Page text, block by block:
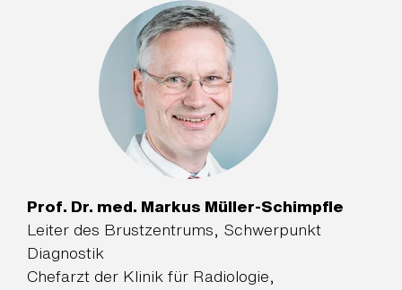
Prof. Dr. med. Markus Müller-Schimpfle
Leiter des Brustzentrums, Schwerpunkt
Diagnostik
Chefarzt der Klinik für Radiologie,